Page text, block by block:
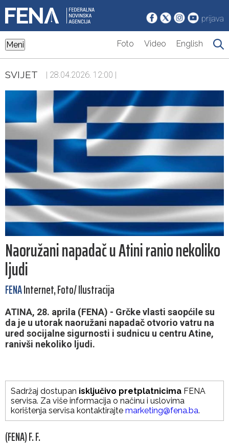
prijava
Meni Foto Video English
SVIJET | 28.04.2026. 12:00 |
Naoružani napadač u Atini ranio nekoliko
ljudi
FENAInternet, Foto/ Ilustracija
ATINA, 28. aprila (FENA) - Grčke vlasti saopćile su
da je u utorak naoružani napadač otvorio vatru na
ured socijalne sigurnosti i sudnicu u centru Atine,
ranivši nekoliko ljudi.
Sadržaj dostupan isključivo pretplatnicima FENA
servisa. Za više informacija o načinu i uslovima
korištenja servisa kontaktirajte marketing@fena.ba.
(FENA) F. F.